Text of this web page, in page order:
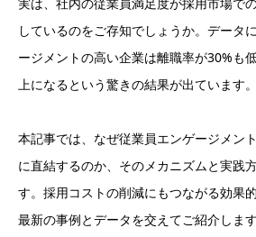
しているのをご存知でしょうか。データ
ージメントの高い企業は離職率が30%も
上になるという驚きの結果が出ています。
本記事では、なぜ従業員エンゲージメン
に直結するのか、そのメカニズムと実践
す。採用コストの削減にもつながる効果
最新の事例とデータを交えてご紹介しま